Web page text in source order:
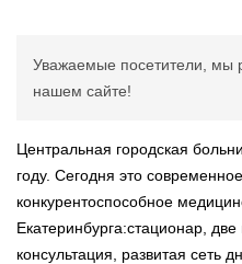
Уважаемые посетители, мы
нашем сайте!
Центральная городская
году. Сегодня это
конкурентоспособное
Екатеринбурга:стационар,
консультация, развитая сеть